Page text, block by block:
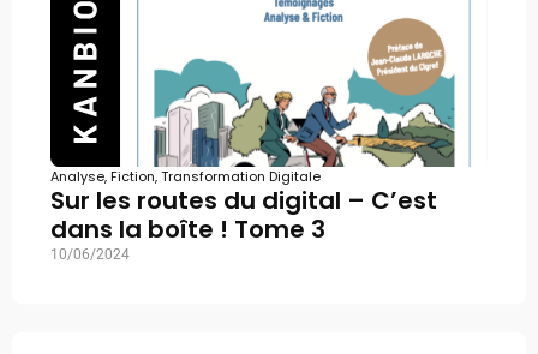
Analyse, Fiction,Transformation Digitale
Sur les routes du digital – C’est
dans la boîte ! Tome 3
10/06/2024